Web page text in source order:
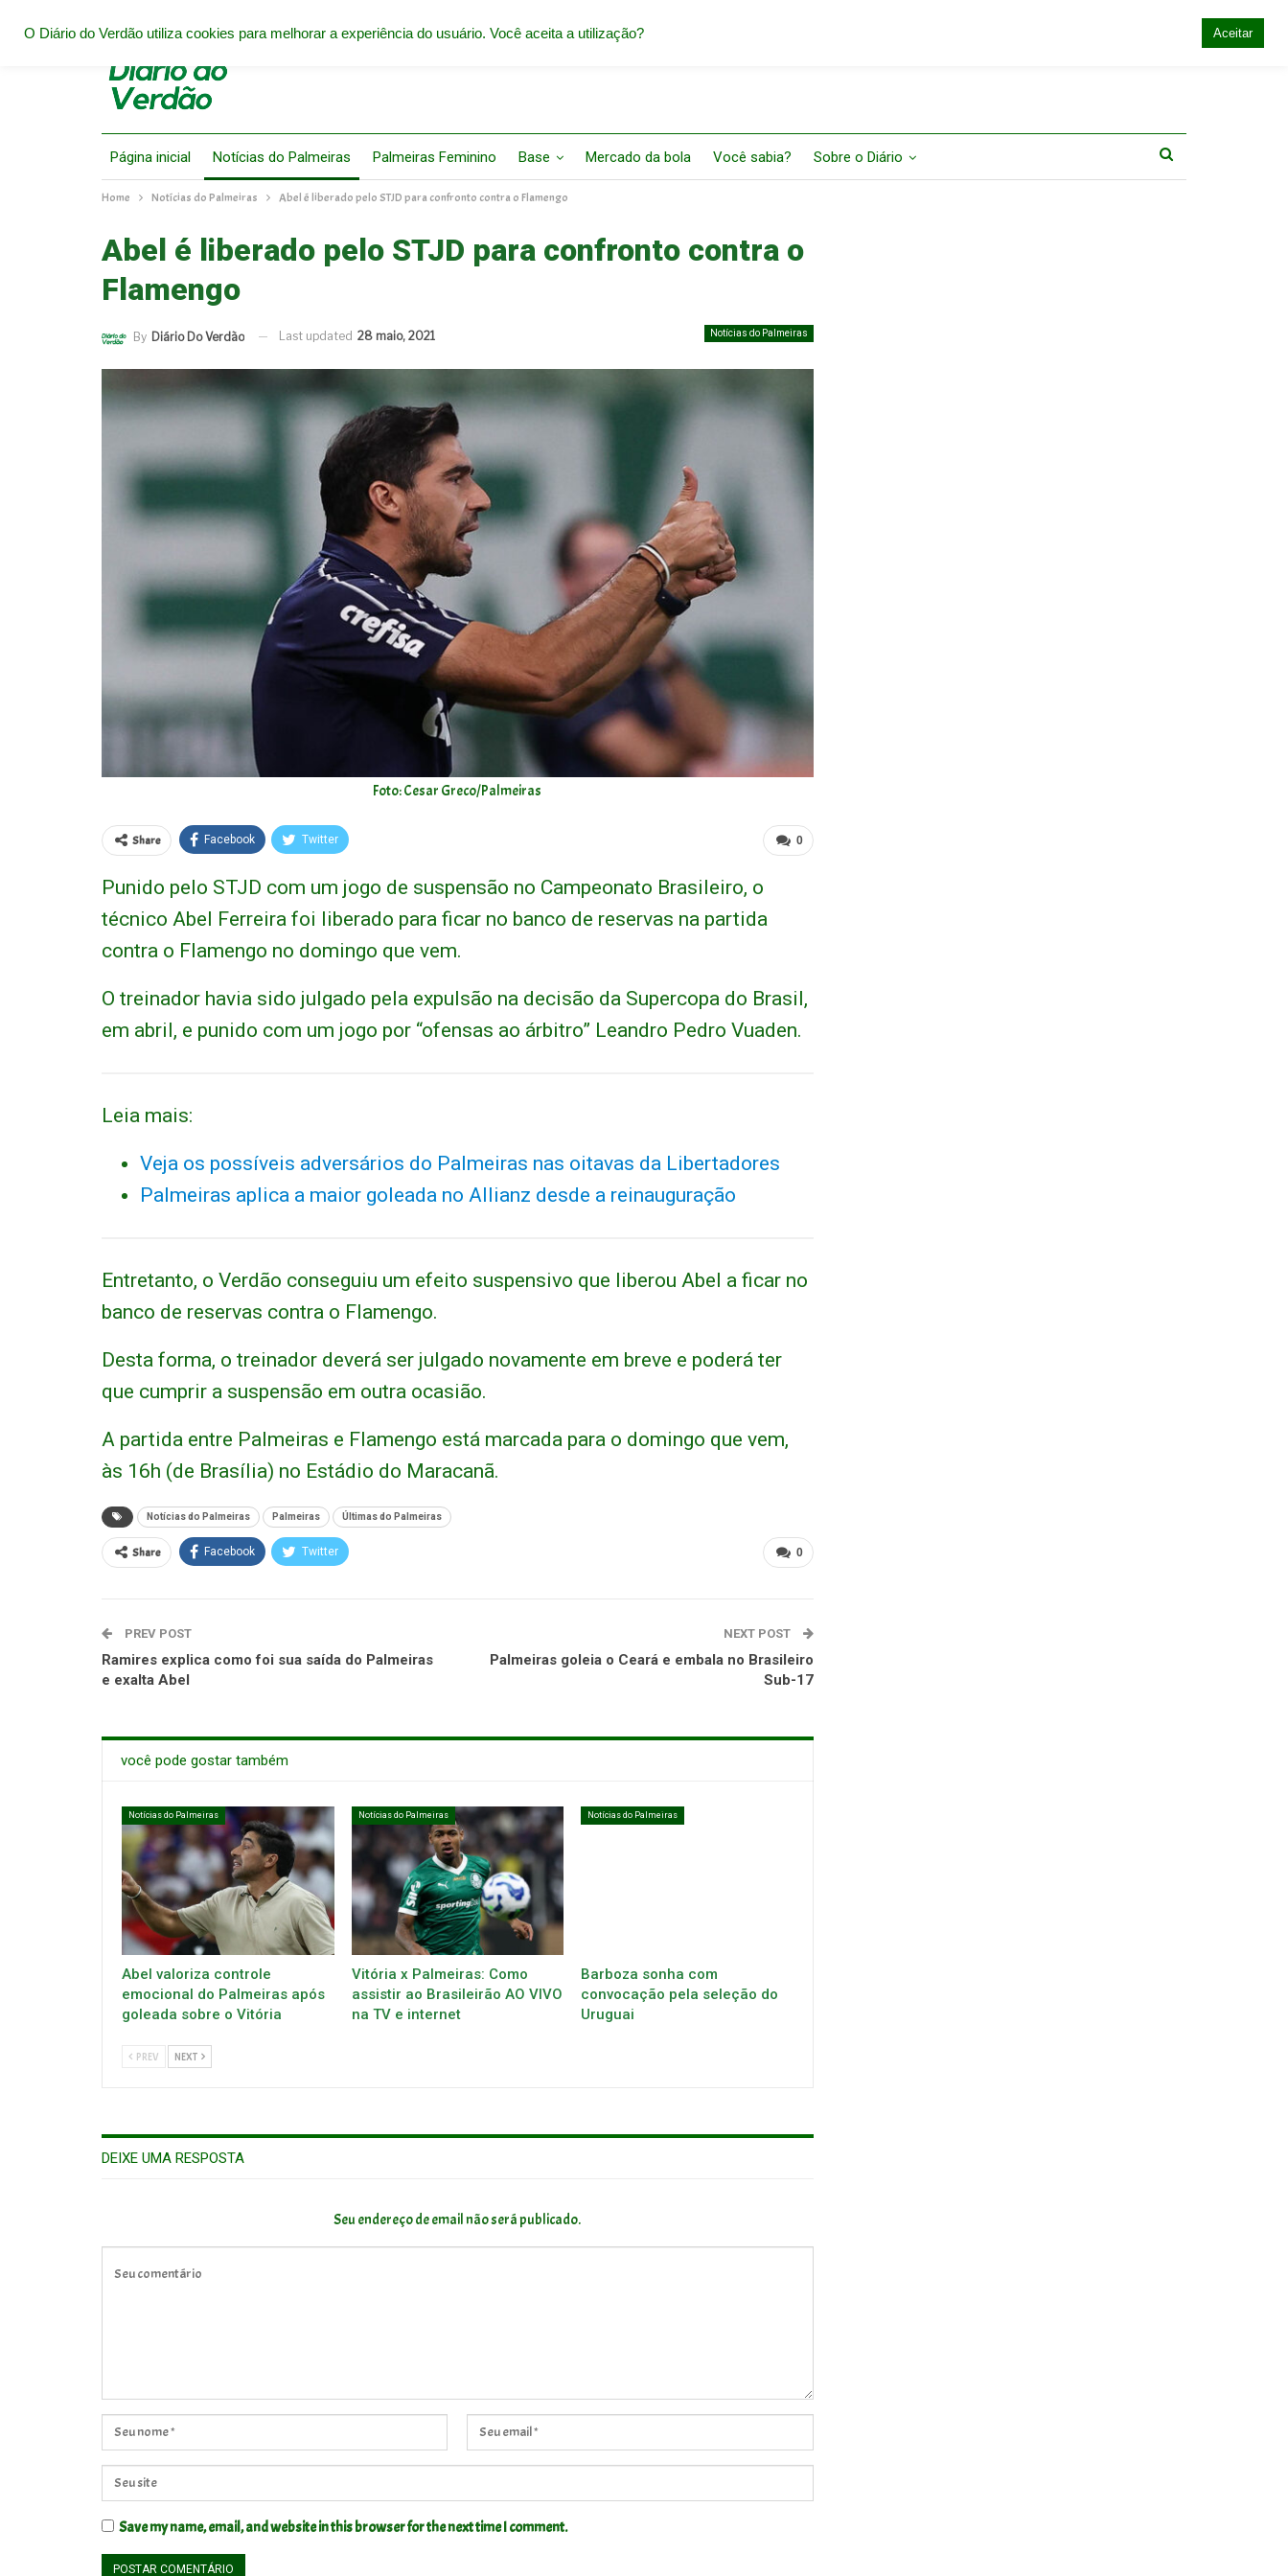
Página inicial Notícias do Palmeiras Palmeiras Feminino Base Mercado da bola Você sabia? Sobre o Diário
Home Notícias do Palmeiras Abel é liberado pelo STJD para confronto contra o Flamengo
Abel é liberado pelo STJD para confronto contra o
Flamengo
Notícias do Palmeiras
By Diário Do Verdão Last updated 28 maio, 2021
Foto: Cesar Greco/Palmeiras
0
Share Facebook Twitter
Punido pelo STJD com um jogo de suspensão no Campeonato Brasileiro, o
técnico Abel Ferreira foi liberado para ficar no banco de reservas na partida
contra o Flamengo no domingo que vem.
O treinador havia sido julgado pela expulsão na decisão da Supercopa do Brasil,
em abril, e punido com um jogo por “ofensas ao árbitro” Leandro Pedro Vuaden.
Leia mais:
Veja os possíveis adversários do Palmeiras nas oitavas da Libertadores
Palmeiras aplica a maior goleada no Allianz desde a reinauguração
Entretanto, o Verdão conseguiu um efeito suspensivo que liberou Abel a ficar no
banco de reservas contra o Flamengo.
Desta forma, o treinador deverá ser julgado novamente em breve e poderá ter
que cumprir a suspensão em outra ocasião.
A partida entre Palmeiras e Flamengo está marcada para o domingo que vem,
às 16h (de Brasília) no Estádio do Maracanã.
Notícias do Palmeiras Palmeiras Últimas do Palmeiras
0
Share Facebook Twitter
PREV POST
Ramires explica como foi sua saída do Palmeiras
e exalta Abel
NEXT POST
Palmeiras goleia o Ceará e embala no Brasileiro
Sub-17
você pode gostar também
Notícias do Palmeiras
Abel valoriza controle
emocional do Palmeiras após
goleada sobre o Vitória
Notícias do Palmeiras
Vitória x Palmeiras: Como
assistir ao Brasileirão AO VIVO
na TV e internet
Notícias do Palmeiras
Barboza sonha com
convocação pela seleção do
Uruguai
PREV NEXT
DEIXE UMA RESPOSTA
Seu endereço de email não será publicado.
Save my name, email, and website in this browser for the next time I comment.
O Diário do Verdão utiliza cookies para melhorar a experiência do usuário. Você aceita a utilização? Aceitar